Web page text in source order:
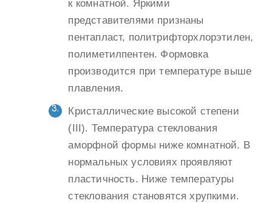
к комнатной. Яркими
представителями признаны
пентапласт, политрифторхлорэтилен,
полиметилпентен. Формовка
производится при температуре выше
плавления.
Кристаллические высокой степени
(III). Температура стеклования
аморфной формы ниже комнатной. В
нормальных условиях проявляют
пластичность. Ниже температуры
стеклования становятся хрупкими.